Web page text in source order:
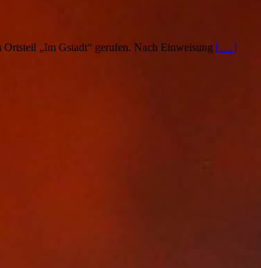
„Im Gstadt“ gerufen. Nach Einweisung [….]